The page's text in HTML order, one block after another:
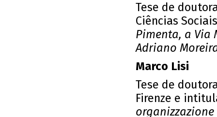
Tese de
Ciências
Pimenta, a Via
Adriano
Marco Lisi
Tese de
Firenze e